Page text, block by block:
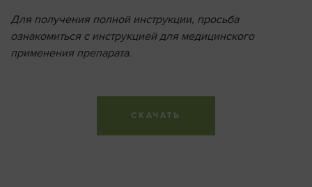
Для получения полной инструкции, просьба
ознакомиться с инструкцией для медицинского
применения препарата.
СКАЧАТЬ